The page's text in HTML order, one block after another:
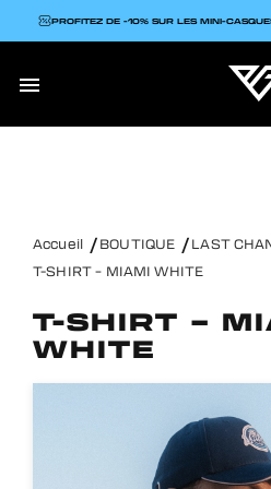

PROFITEZ DE -10% SUR LES MINI-
Accueil BOUTIQUE
LAST
T-SHIRT – MIAMI WHITE
T-SHIRT –
WHITE